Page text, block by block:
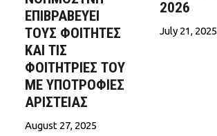
ΕΠΙΒΡΑΒΕΎΕΙ
ΤΟΥΣ ΦΟΙΤΗΤΈΣ
ΚΑΙ ΤΙΣ
ΦΟΙΤΉΤΡΙΈΣ ΤΟΥ
ΜΕ ΥΠΟΤΡΟΦΊΕΣ
ΑΡΙΣΤΕΊΑΣ
August 27, 2025
2026
July 21, 2025